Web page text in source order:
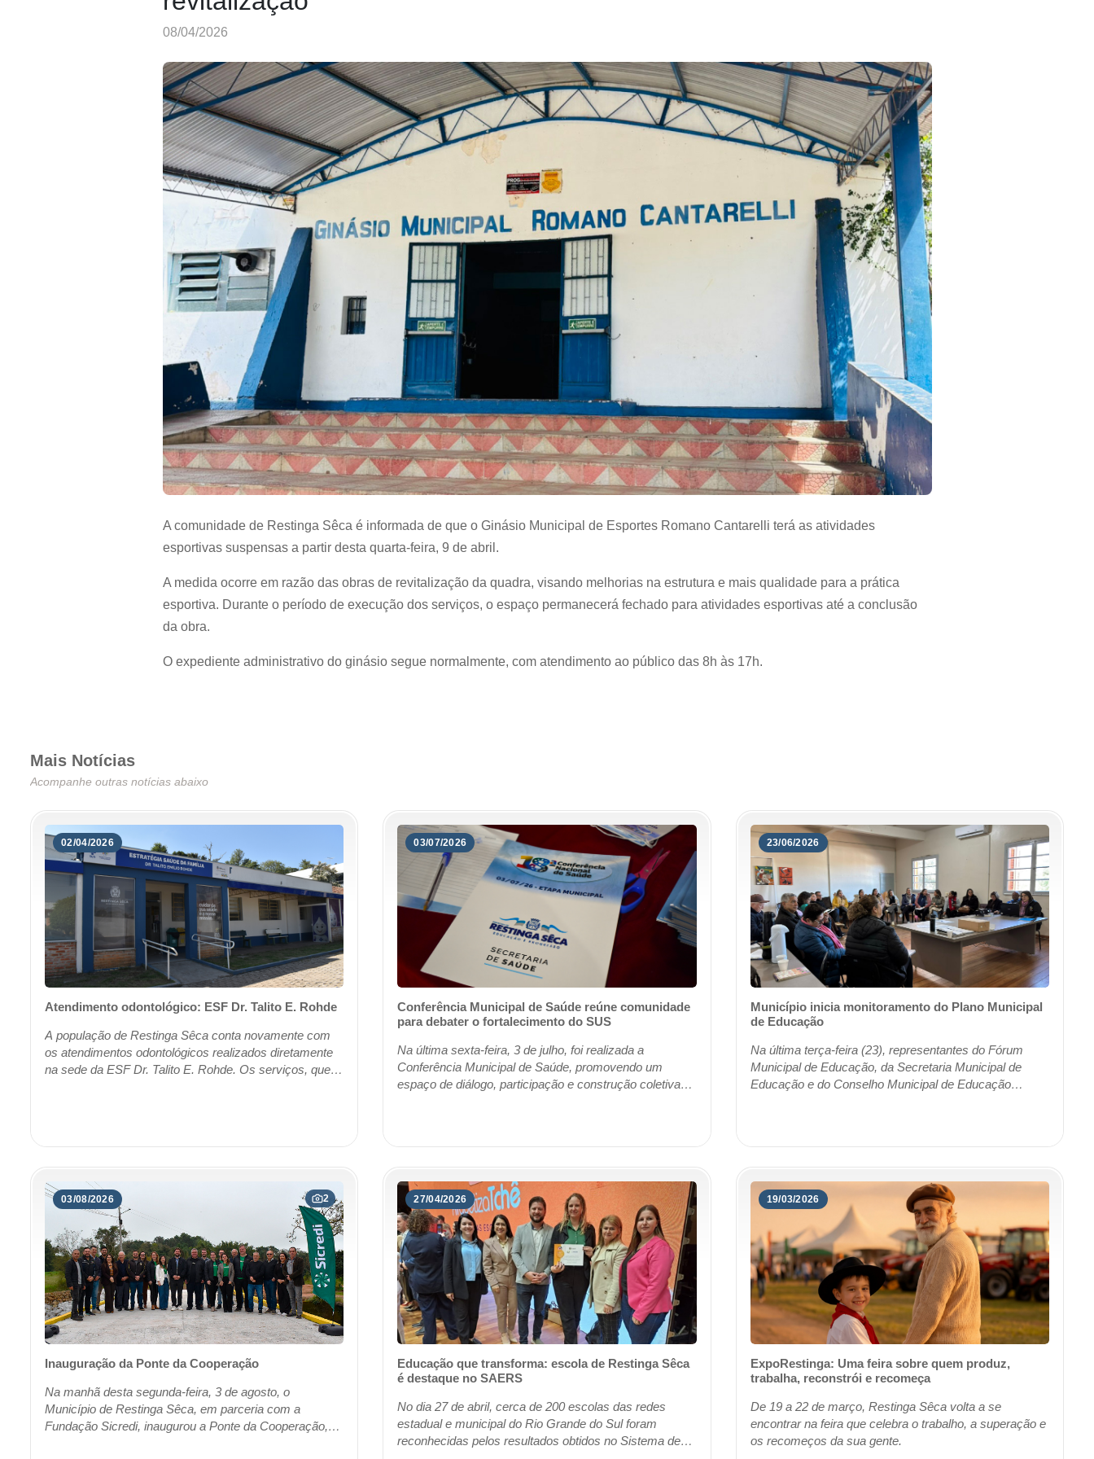
08/04/2026
A comunidade de Restinga Sêca é informada de que o Ginásio Municipal de Esportes Romano Cantarelli terá as atividades
esportivas suspensas a partir desta quarta-feira, 9 de abril.
A medida ocorre em razão das obras de revitalização da quadra, visando melhorias na estrutura e mais qualidade para a prática
esportiva. Durante o período de execução dos serviços, o espaço permanecerá fechado para atividades esportivas até a conclusão
da obra.
O expediente administrativo do ginásio segue normalmente, com atendimento ao público das 8h às 17h.
Mais Notícias
Acompanhe outras notícias abaixo
02/04/2026
Atendimento odontológico: ESF Dr. Talito E. Rohde
A população de Restinga Sêca conta novamente com
os atendimentos odontológicos realizados diretamente
na sede da ESF Dr. Talito E. Rohde. Os serviços, que
03/07/2026
Conferência Municipal de Saúde reúne comunidade
para debater o fortalecimento do SUS
Na última sexta-feira, 3 de julho, foi realizada a
Conferência Municipal de Saúde, promovendo um
espaço de diálogo, participação e construção coletiva
23/06/2026
Município inicia monitoramento do Plano Municipal
de Educação
Na última terça-feira (23), representantes do Fórum
Municipal de Educação, da Secretaria Municipal de
Educação e do Conselho Municipal de Educação
03/08/2026 2
Inauguração da Ponte da Cooperação
Na manhã desta segunda-feira, 3 de agosto, o
Município de Restinga Sêca, em parceria com a
Fundação Sicredi, inaugurou a Ponte da Cooperação,
27/04/2026
Educação que transforma: escola de Restinga Sêca
é destaque no SAERS
No dia 27 de abril, cerca de 200 escolas das redes
estadual e municipal do Rio Grande do Sul foram
reconhecidas pelos resultados obtidos no Sistema de
19/03/2026
ExpoRestinga: Uma feira sobre quem produz,
trabalha, reconstrói e recomeça
De 19 a 22 de março, Restinga Sêca volta a se
encontrar na feira que celebra o trabalho, a superação e
os recomeços da sua gente.